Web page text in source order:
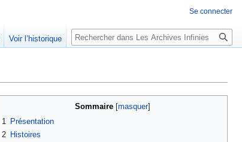
Sommaire
1
Présentation
2 Histoires
Se connecter
Voir l’historique
Rechercher